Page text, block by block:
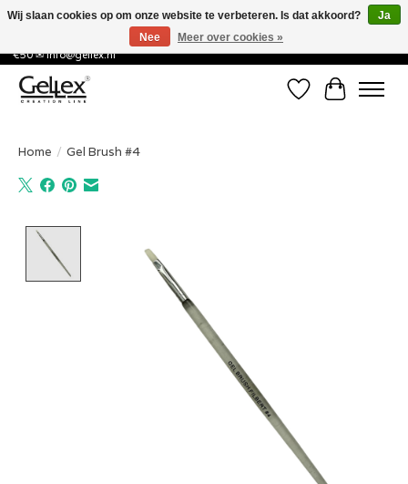
✅ Voor 15:00 besteld, de volgende werkdag in huis! ✅ Gratis verzenden vanaf
€50 ✉info@gellex.nl
Verlanglijst
Home / Gel Brush #4
Wij slaan cookies op om onze website te verbeteren. Is dat akkoord?
Ja
Nee
Meer over cookies »